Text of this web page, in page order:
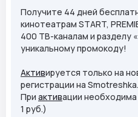
Получите 44 дней
кинотеатрам START,
400 ТВ-каналам и разделу
уникальному промокоду!
Активируется только на
регистрации на
При активации необходима
1 руб.)